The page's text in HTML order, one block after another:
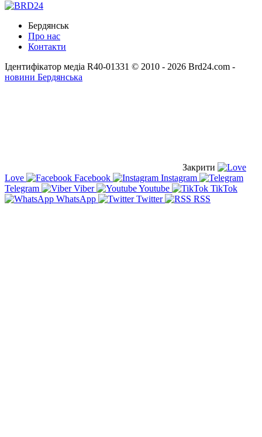
Бердянськ
Про нас
Контакти
Ідентифікатор медіа R40-01331 © 2010 - 2026 Brd24.com -
новини Бердянська
Закрити
Love
Facebook
Instagram
Telegram
Viber Youtube
TikTok
WhatsApp
Twitter RSS